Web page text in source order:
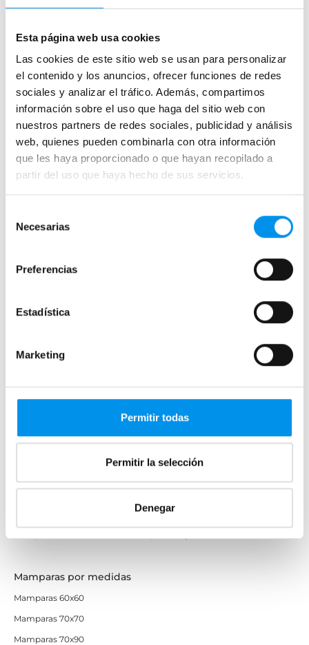
Esta página web usa cookies
Las cookies de este sitio web se usan para personalizar
el contenido y los anuncios, ofrecer funciones de redes
sociales y analizar el tráfico. Además, compartimos
información sobre el uso que haga del sitio web con
nuestros partners de redes sociales, publicidad y análisis
web, quienes pueden combinarla con otra información
que les haya proporcionado o que hayan recopilado a
partir del uso que haya hecho de sus servicios.
Necesarias
Preferencias
Estadística
Marketing
Permitir todas
Permitir la selección
Denegar
Mamparas de ducha
Frontales
Mamparas cuadradas
Mamparas rectangulares
Fijos y paneles de ducha
Semicirculares
Correderas sin perfiles
Apertura plegable
Correderas
Mamparas a ras de suelo
Mamparas de perfilería aluminio plata brillo
Mamparas de perfilería dorada
Mamparas por medidas
Mamparas 60x60
Mamparas 70x70
Mamparas 70x90